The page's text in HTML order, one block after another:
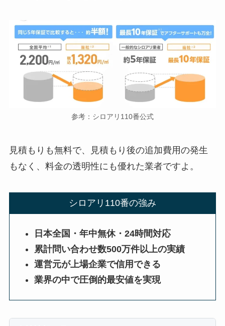
参考：シロアリ110番公式
見積もりも無料で、見積もり後の追加費用の発生
もなく、料金の透明性にも優れた業者ですよ。
シロアリ110番の強み
日本全国・年中無休・24時間対応
累計問い合わせ数500万件以上の実績
運営元が上場企業で信用できる
業界の中で圧倒的最安値を実現